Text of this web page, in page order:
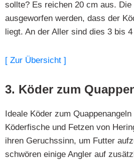
sollte? Es reichen 20 cm aus.
ausgeworfen werden, dass der
liegt. An der Aller sind dies 3 bis
[ Zur Übersicht ]
3. Köder zum
Ideale Köder zum Quappenangeln
Köderfische und Fetzen von
ihren Geruchssinn, um Futter
schwören einige Angler auf